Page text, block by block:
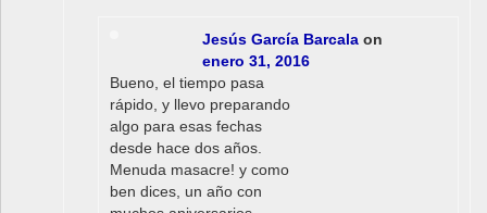
Jesús García Barcala on
enero 31, 2016
Bueno, el tiempo pasa
rápido, y llevo preparando
algo para esas fechas
desde hace dos años.
Menuda masacre! y como
ben dices, un año con